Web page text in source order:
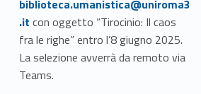
biblioteca.umanistica@uniroma3
.it con oggetto “Tirocinio: Il caos
fra le righe” entro l’8 giugno 2025.
La selezione avverràda remoto via
Teams.